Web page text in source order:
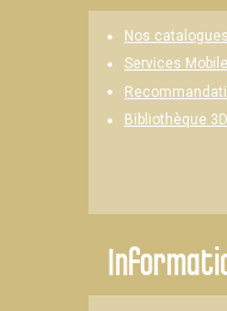
Nos catalogues
Services
Bibliothèque 3D